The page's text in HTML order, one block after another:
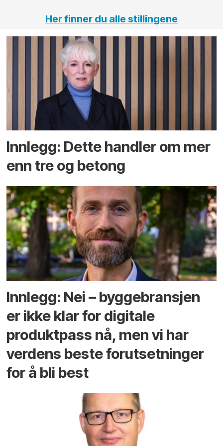
Her finner du alle stillingene
Innlegg: Dette handler om mer
enn tre og betong
Innlegg: Nei – byggebransjen
er ikke klar for digitale
produktpass nå, men vi har
verdens beste forutsetninger
for å bli best